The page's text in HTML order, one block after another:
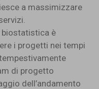
a massimizzare
biostatistica è
i progetti nei tempi
di progetto
dell’andamento